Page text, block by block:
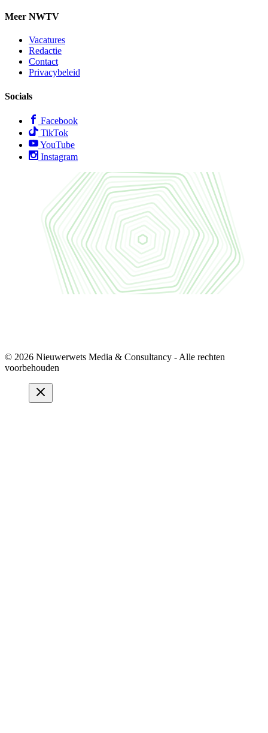
Meer NWTV
Vacatures
Redactie
Contact
Privacybeleid
Socials
Facebook
TikTok
YouTube
Instagram
© 2026 Nieuwerwets Media & Consultancy - Alle rechten
voorbehouden